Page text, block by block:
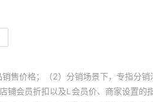
售价格；（2）分销场景下，专指分
会员折扣以及L会员价、商家设置